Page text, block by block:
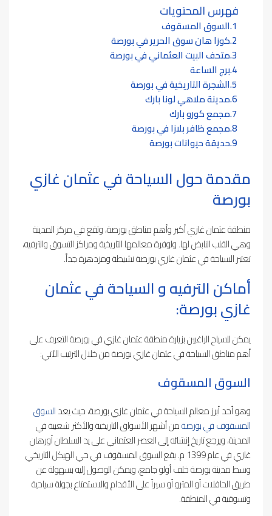
فهرس المحتويات
السوق المسقوف
كوزا هان سوق الحرير في بورصة
متحف البيت العثماني في بورصة
برج الساعة
الشجرة التاريخية في بورصة
مدينة ملاهي لونا بارك
مجمع كورو بارك
مجمع ظافر بلازا في بورصة
حديقة حيوانات بورصة
مقدمة حول السياحة في عثمان غازي
بورصة
منطقة عثمان غازي أكبر وأهم مناطق بورصة، وتقع في مركز المدينة
وهي القلب النابض لها. ولوفرة معالمها التاريخية ومراكز التسوق والترفيه،
تعتبر السياحة في عثمان غازي بورصة نشيطة ومزدهرة جداً.
أماكن الترفيه و السياحة في عثمان
غازي بورصة:
يمكن للسياح الراغبين بزيارة منطقة عثمان غازي في بورصة التعرف على
أهم مناطق السياحة في عثمان غازي بورصة من خلال الترتيب الآتي:
السوق المسقوف
وهو أحد أبرز معالم السياحة في عثمان غازي بورصة، حيث يعدالسوق
المسقوف في بورصةمن أشهر الأسواق التاريخية والأكثر شعبية في
المدينة، ويرجع تاريخ إنشائه إلى العصر العثماني على يد السلطان أورهان
غازي في عام 1399 م. يقع السوق المسقوف في حي الهيكل التاريخي
وسط مدينة بورصة خلف أولو جامع، ويمكن الوصول إليه بسهولة عن
طريق الحافلات أو المترو أو سيراً على الأقدام والاستمتاع بجولة سياحية
وتسوقية في المنطقة.